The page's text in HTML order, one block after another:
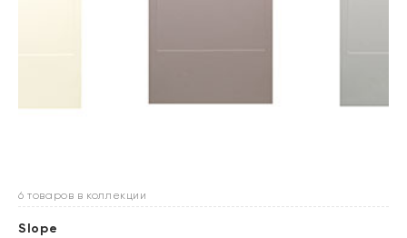
6 товаров в коллекции
Slope